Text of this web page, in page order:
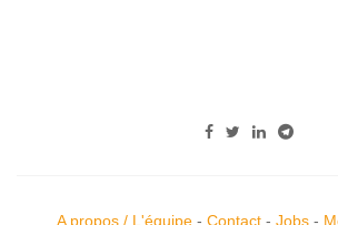
A propos / L'équipe- Contact- Jobs-